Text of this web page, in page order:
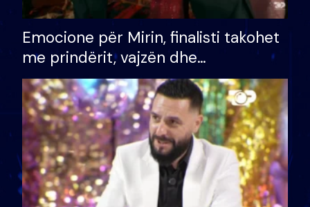
Emocione për Mirin, finalisti takohet
me prindërit, vajzën dhe
bashkëshorten: S’kemi ndonjë letër
divorci apo jo?